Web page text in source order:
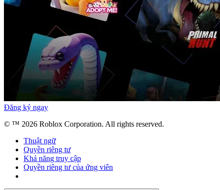
Đăng ký ngay
© ™ 2026 Roblox Corporation. All rights reserved.
Thuật ngữ
Quyền riêng tư
Khả năng truy cập
Quyền riêng tư của ứng viên